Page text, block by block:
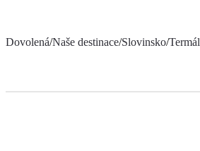
Dovolená/Naše destinace/Slovinsko/